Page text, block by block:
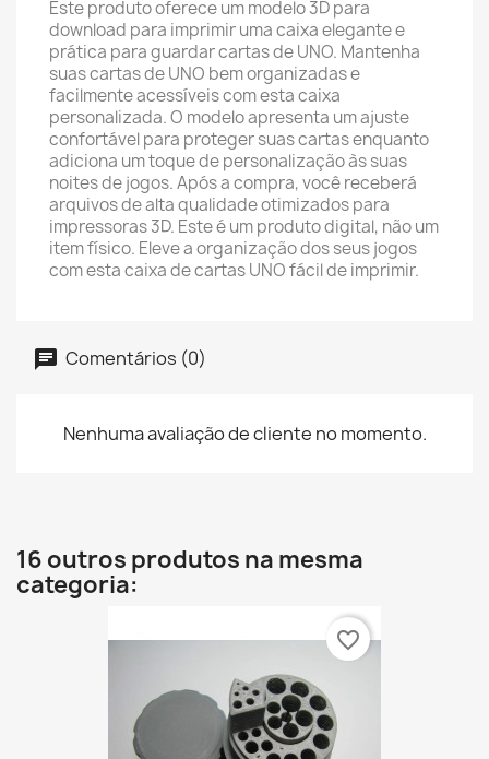
Este produto oferece um modelo 3D para
download para imprimir uma caixa elegante e
prática para guardar cartas de UNO. Mantenha
suas cartas de UNO bem organizadas e
facilmente acessíveis com esta caixa
personalizada. O modelo apresenta um ajuste
confortável para proteger suas cartas enquanto
adiciona um toque de personalização às suas
noites de jogos. Após a compra, você receberá
arquivos de alta qualidade otimizados para
impressoras 3D. Este é um produto digital, não um
item físico. Eleve a organização dos seus jogos
com esta caixa de cartas UNO fácil de imprimir.
Comentários (0)
Nenhuma avaliação de cliente no momento.
16 outros produtos na mesma
categoria:
favorite_border